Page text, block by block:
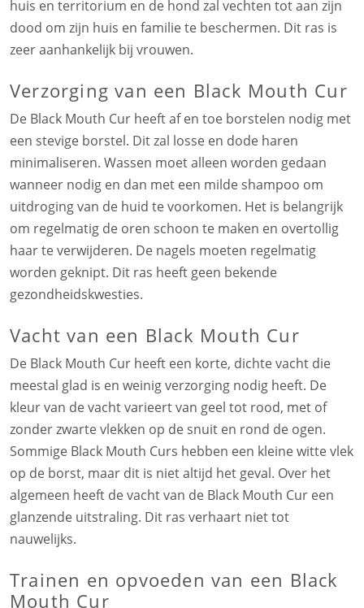
huis en territorium en de hond zal vechten tot aan zijn
dood om zijn huis en familie te beschermen. Dit ras is
zeer aanhankelijk bij vrouwen.
Verzorging van een Black Mouth Cur
De Black Mouth Cur heeft af en toe borstelen nodig met
een stevige borstel. Dit zal losse en dode haren
minimaliseren. Wassen moet alleen worden gedaan
wanneer nodig en dan met een milde shampoo om
uitdroging van de huid te voorkomen. Het is belangrijk
om regelmatig de oren schoon te maken en overtollig
haar te verwijderen. De nagels moeten regelmatig
worden geknipt. Dit ras heeft geen bekende
gezondheidskwesties.
Vacht van een Black Mouth Cur
De Black Mouth Cur heeft een korte, dichte vacht die
meestal glad is en weinig verzorging nodig heeft. De
kleur van de vacht varieert van geel tot rood, met of
zonder zwarte vlekken op de snuit en rond de ogen.
Sommige Black Mouth Curs hebben een kleine witte vlek
op de borst, maar dit is niet altijd het geval. Over het
algemeen heeft de vacht van de Black Mouth Cur een
glanzende uitstraling. Dit ras verhaart niet tot
nauwelijks.
Trainen en opvoeden van een Black
Mouth Cur